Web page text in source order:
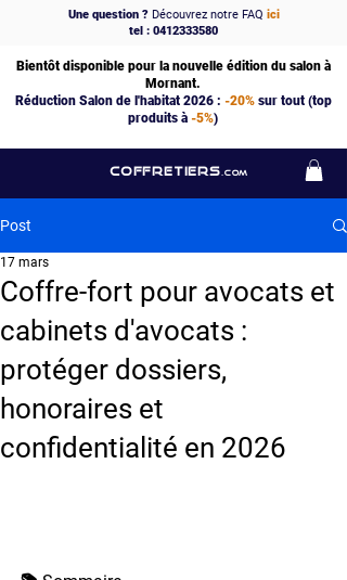
COFFRETIERS .COM
Une question ?Découvrez notre FAQ ici
tel : 0412333580
Bientôt disponible pour la nouvelle édition du salon à
Mornant.
Réduction Salon de l'habitat 2026 : -20%sur tout (top
produits à -5%)
Post
Coffre-fort pour avocats et
cabinets d'avocats :
protéger dossiers,
honoraires et
confidentialité en 2026
17 mars